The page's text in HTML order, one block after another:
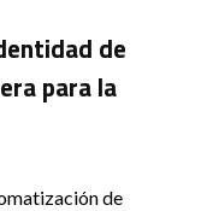
de
para la
de